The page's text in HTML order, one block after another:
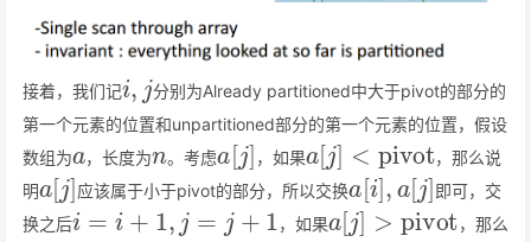
接着，我们记
i,
分别为Already partitioned中大于pivot的部分的
第一个元素的位置和unpartitioned部分的第一个元素的位置，假设
数组为
a
，长度为
n
。考虑
a[j]
，如果
a[j] pivot
，那么说
明
a[j]
应该属于小于pivot的部分，所以交换
a[i],a[j]
即可，交
换之后
i=i+1,j =j+1
，如果
a[j]>pivot
，那么